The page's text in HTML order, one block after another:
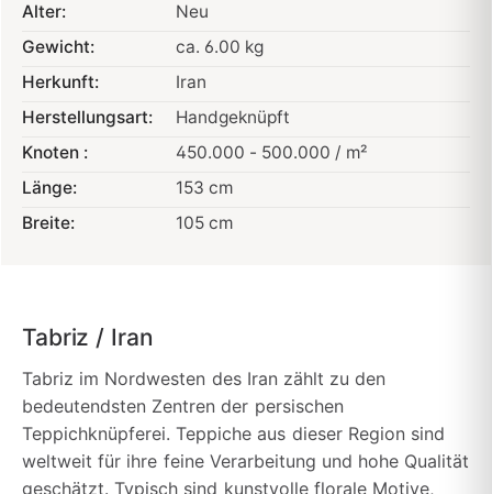
Alter:
Neu
Gewicht:
ca. 6.00 kg
Herkunft:
Iran
Herstellungsart:
Handgeknüpft
Knoten :
450.000 - 500.000 / m²
Länge:
153 cm
Breite:
105 cm
Tabriz / Iran
Tabriz im Nordwesten des Iran zählt zu den
bedeutendsten Zentren der persischen
Teppichknüpferei. Teppiche aus dieser Region sind
weltweit für ihre feine Verarbeitung und hohe Qualität
geschätzt. Typisch sind kunstvolle florale Motive,